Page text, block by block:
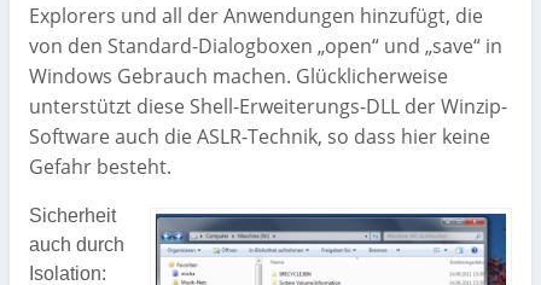
Explorers und all der Anwendungen hinzufügt, die
von den Standard-Dialogboxen „open“ und „save“ in
Windows Gebrauch machen. Glücklicherweise
unterstützt diese Shell-Erweiterungs-DLL der Winzip-
Software auch die ASLR-Technik, so dass hier keine
Gefahr besteht.
Sicherheit
auch durch
Isolation: